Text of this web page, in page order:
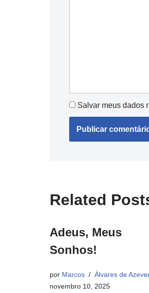
Salvar meus dados
Related
Adeus, Meus
Sonhos!
por Marcos
Álvares de
novembro 10, 2025